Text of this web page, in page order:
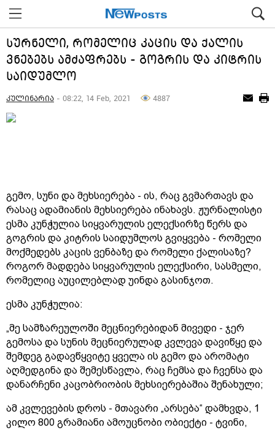
სურნელი, რომელიც კაცის და ქალის
ვნებებს ამძაფრებს - გოგრის და კიტრის
საიდუმლო
კულინარია - 08:22, 14 Feb, 2021 4887
გემო, სუნი და მეხსიერება - ის, რაც გვმართავს და
რასაც ადამიანის მეხსიერება ინახავს. ჟურნალისტი
ესმა კუნჭულია სიყვარულის ელექსირზე წერს და
გოგრის და კიტრის საიდუმლოს გვიყვება - რომელი
მოქმედებს კაცის ვენბაზე და რომელი ქალისაზე?
როგორ მადდება სიყვარულის ელექსირი, სასმელი,
რომელიც აუცილებლად უინდა გასინჯოთ.
ესმა კუნჭულია:
„მე სამზარეულოში მეცნიერებიდან მივედი - ჯერ
გემოსა და სუნის მეცნიერულად კვლევა დავიწყე და
შემდეგ გადავწყვიტე ყველა ის გემო და არომატი
აღმედგინა და შემესწავლა, რაც ჩემსა და ჩვენსა და
დანარჩენი კაცობრიობის მეხსიერებაშია შენახული;
ამ კვლევების დროს - მთავარი „არსება“ დამხვდა, 1
კილო 800 გრამიანი ამოუცნობი ობიექტი - ტვინი,